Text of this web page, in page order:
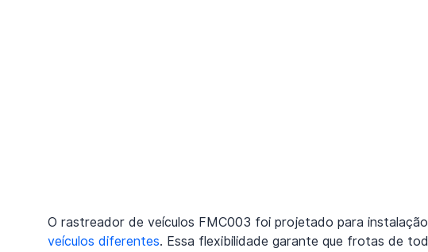
O rastreador de veículos FMC003 foi projetado para
veículos diferentes. Essa flexibilidade garante que frotas de